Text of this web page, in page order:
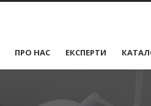
ПРО НАС ЕКСПЕРТИ